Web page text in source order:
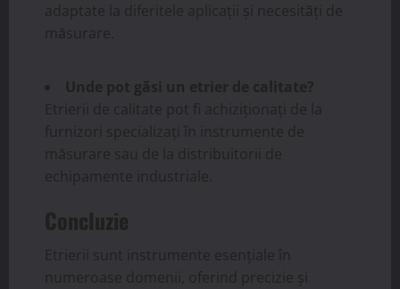
adaptate la diferitele aplicații și necesități de
măsurare.
Unde pot găsi un etrier de calitate?
Etrierii de calitate pot fi achiziționați de la
furnizori specializați în instrumente de
măsurare sau de la distribuitorii de
echipamente industriale.
Concluzie
Etrierii sunt instrumente esențiale în
numeroase domenii, oferind precizie și